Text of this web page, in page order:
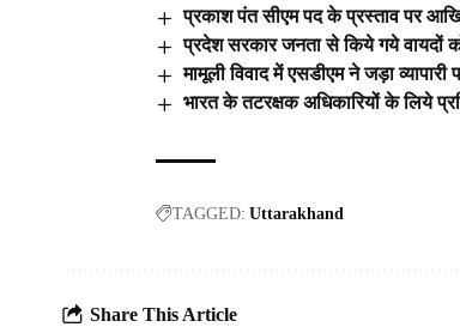
प्रकाश पंत सीएम पद के प्रस्ताव पर
प्रदेश सरकार जनता से किये गये वायदों
मामूली विवाद में एसडीएम ने जड़ा व्यापारी
भारत के तटरक्षक अधिकारियों के
TAGGED: Uttarakhand
Share This Article